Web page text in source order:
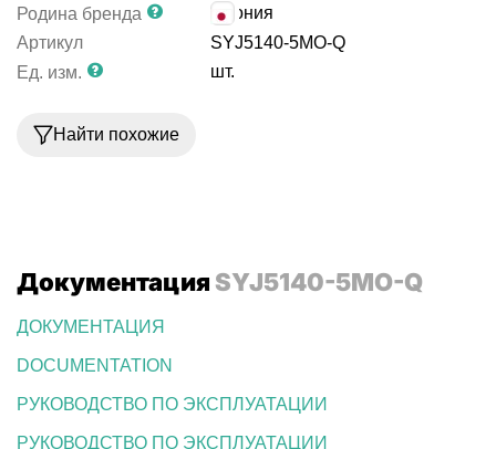
Родина бренда
Япония
Артикул
SYJ5140-5MO-Q
Ед. изм.
шт.
Найти похожие
Документация SYJ5140-5MO-Q
ДОКУМЕНТАЦИЯ
DOCUMENTATION
РУКОВОДСТВО ПО ЭКСПЛУАТАЦИИ
РУКОВОДСТВО ПО ЭКСПЛУАТАЦИИ